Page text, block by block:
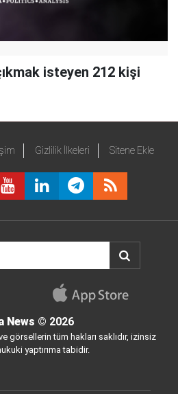
isteyen 212 kişi
Gizlilik İlkeleri Sitene Ekle
News © 2026
görsellerin tüm hakları saklıdır, izinsiz
yaptırıma tabidir.